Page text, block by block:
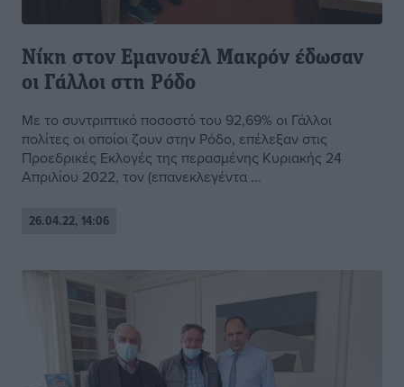
Νίκη στον Εμανουέλ Μακρόν έδωσαν
οι Γάλλοι στη Ρόδο
Με το συντριπτικό ποσοστό του 92,69% οι Γάλλοι
πολίτες οι οποίοι ζουν στην Ρόδο, επέλεξαν στις
Προεδρικές Εκλογές της περασμένης Κυριακής 24
Απριλίου 2022, τον (επανεκλεγέντα ...
26.04.22, 14:06